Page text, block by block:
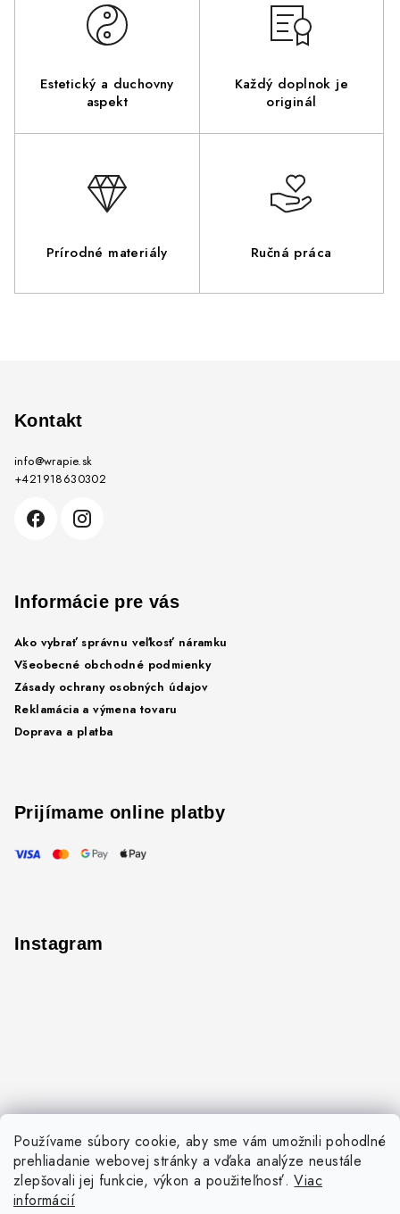
Používame súbory cookie, aby sme vám umožnili pohodlné
prehliadanie webovej stránky a vďaka analýze neustále
zlepšovali jej funkcie, výkon a použiteľnosť.Viac
informácií
Estetický a duchovny
aspekt
Každý doplnok je
originál
Prírodné materiály Ručná práca
Kontakt
info@wrapie.sk
+421918630302
Informácie pre vás
Ako vybrať správnu veľkosť náramku
Všeobecné obchodné podmienky
Zásady ochrany osobných údajov
Reklamácia a výmena tovaru
Doprava a platba
Prijímame online platby
Instagram